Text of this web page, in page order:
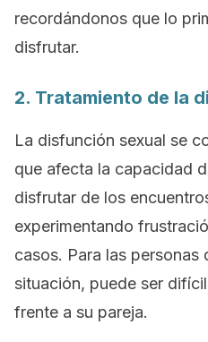
recordándonos que lo
disfrutar.
2. Tratamiento de la
La disfunción sexual se
que afecta la capacidad
disfrutar de los
experimentando
casos. Para las personas
situación, puede ser
frente a su pareja.